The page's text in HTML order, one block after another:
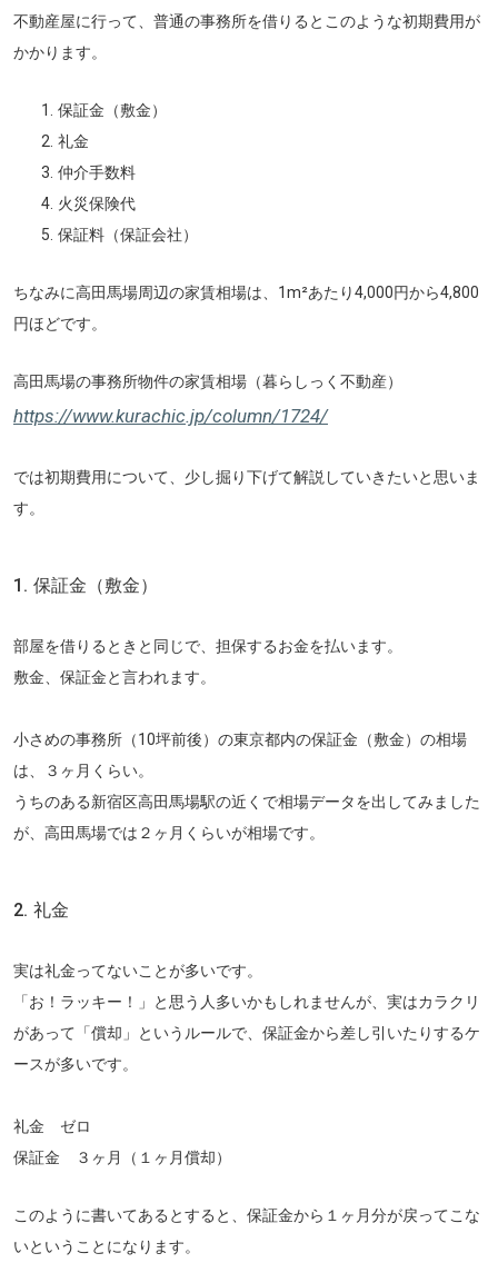
不動産屋に行って、普通の事務所を借りるとこのような初期費用が
かかります。
保証金（敷金）
礼金
仲介手数料
火災保険代
保証料（保証会社）
ちなみに高田馬場周辺の家賃相場は、1m²あたり4,000円から4,800
円ほどです。
高田馬場の事務所物件の家賃相場（暮らしっく不動産）
https://www.kurachic.jp/column/1724/
では初期費用について、少し掘り下げて解説していきたいと思いま
す。
1. 保証金（敷金）
部屋を借りるときと同じで、担保するお金を払います。
敷金、保証金と言われます。
小さめの事務所（10坪前後）の東京都内の保証金（敷金）の相場
は、３ヶ月くらい。
うちのある新宿区高田馬場駅の近くで相場データを出してみました
が、高田馬場では２ヶ月くらいが相場です。
2. 礼金
実は礼金ってないことが多いです。
「お！ラッキー！」と思う人多いかもしれませんが、実はカラクリ
があって「償却」というルールで、保証金から差し引いたりするケ
ースが多いです。
礼金 ゼロ
保証金 ３ヶ月（１ヶ月償却）
このように書いてあるとすると、保証金から１ヶ月分が戻ってこな
いということになります。